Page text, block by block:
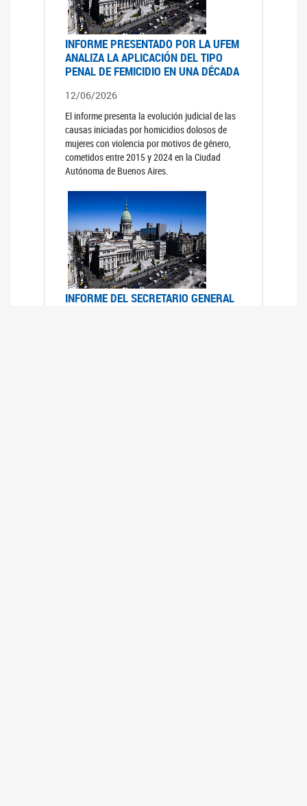
INFORME PRESENTADO POR LA UFEM
ANALIZA LA APLICACIÓN DEL TIPO
PENAL DE FEMICIDIO EN UNA DÉCADA
12/06/2026
El informe presenta la evolución judicial de las
causas iniciadas por homicidios dolosos de
mujeres con violencia por motivos de género,
cometidos entre 2015 y 2024 en la Ciudad
Autónoma de Buenos Aires.
INFORME DEL SECRETARIO GENERAL